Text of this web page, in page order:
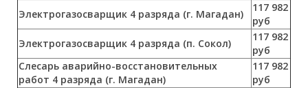
Электрогазосварщик 4 разряда (г. Магадан)
117 982
руб
Электрогазосварщик 4 разряда (п. Сокол)
117 982
руб
Слесарь аварийно-восстановительных
работ 4 разряда (г. Магадан)
117 982
руб